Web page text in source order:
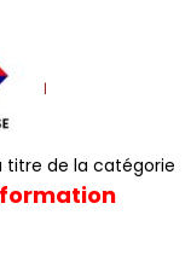
titre de la catégorie